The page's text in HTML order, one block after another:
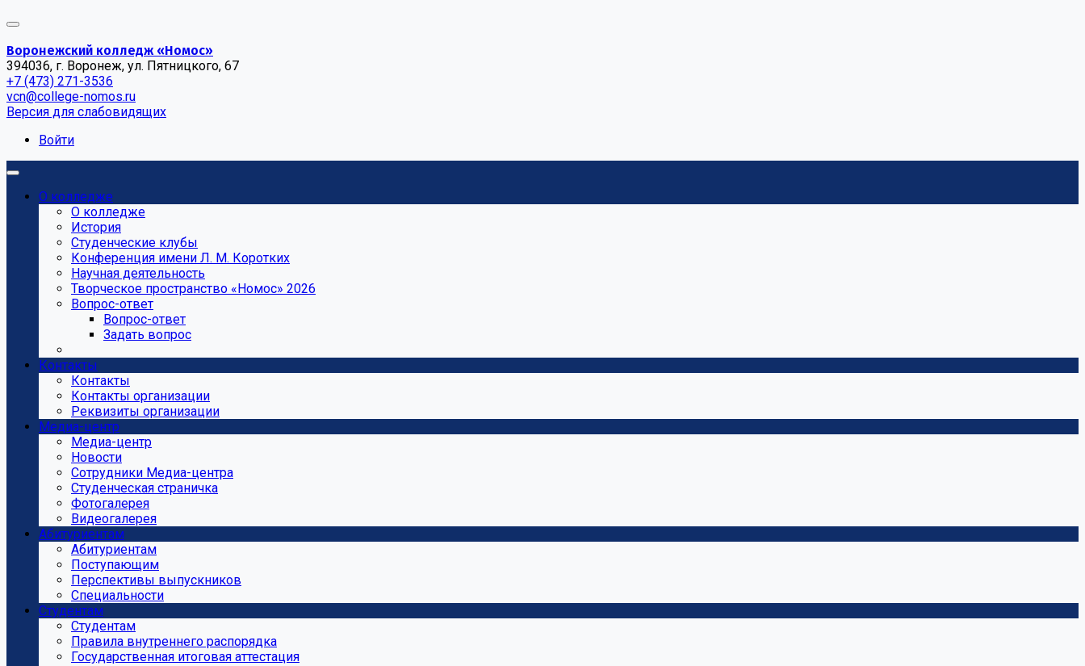
Воронежский колледж «Номос»
394036, г. Воронеж, ул. Пятницкого, 67
+7 (473) 271-3536
vcn@college-nomos.ru
Версия для слабовидящих
Войти
О колледже
О колледже
История
Студенческие клубы
Конференция имени Л. М. Коротких
Научная деятельность
Творческое пространство «Номос» 2026
Вопрос-ответ
Вопрос-ответ
Задать вопрос
Контакты
Контакты
Контакты организации
Реквизиты организации
Медиа-центр
Медиа-центр
Новости
Сотрудники Медиа-центра
Студенческая страничка
Фотогалерея
Видеогалерея
Абитуриентам
Абитуриентам
Поступающим
Перспективы выпускников
Специальности
Студентам
Студентам
Правила внутреннего распорядка
Государственная итоговая аттестация